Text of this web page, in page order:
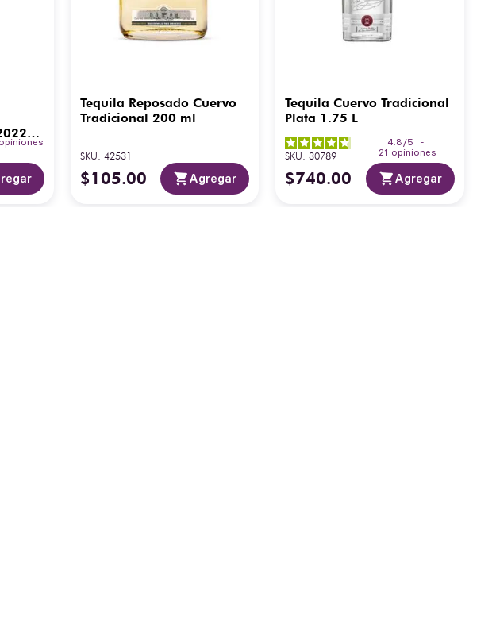
opiniones
Tequila Reposado Cuervo
Tradicional 200 ml
SKU: 42531
$105.00 Agregar
Tequila Cuervo Tradicional
Plata 1.75 L
4.8 /5
-
21 opiniones
SKU:30789
$740.00 Agregar